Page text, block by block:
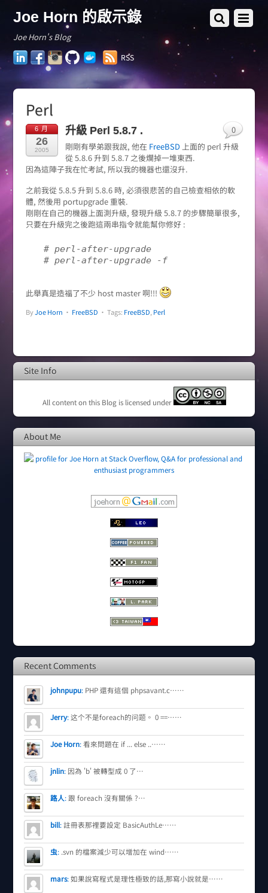
Joe Horn 的啟示錄
Joe Horn's Blog
LinkedInFacebookInstagram
GitHubDocker
Hub
RSS
Perl
6 月
26
2005
升級 Perl 5.8.7 .
剛剛有學弟跟我說, 他在 FreeBSD上面的 perl 升級
從 5.8.6 升到 5.8.7 之後爛掉一堆東西.
因為這陣子我在忙考試, 所以我的機器也還沒升.
之前我從 5.8.5 升到 5.8.6 時, 必須很悲苦的自己檢查相依的軟
體, 然後用 portupgrade 重裝.
剛剛在自己的機器上面測升級, 發現升級 5.8.7 的步驟簡單很多,
只要在升級完之後跑這兩串指令就能幫你修好 :
# perl-after-upgrade
# perl-after-upgrade -f
此舉真是造福了不少 host master 啊!!!
ByJoe Horn • FreeBSD
0
• Tags: FreeBSD, Perl
Site Info
All content on this Blog is licensed under
About Me
Recent Comments
johnpupu: PHP 還有這個 phpsavant.c……
Jerry:这个不是foreach的问题。 0 ==……
Joe Horn:看來問題在 if ... else ..……
jnlin: 因為 'b' 被轉型成 0 了…
路人: 跟 foreach 沒有關係 ?…
bill:註冊表那裡要設定 BasicAuthLe……
虫: .svn 的檔案減少可以增加在 wind……
mars:如果說寫程式是理性極致的話,那寫小說就是……